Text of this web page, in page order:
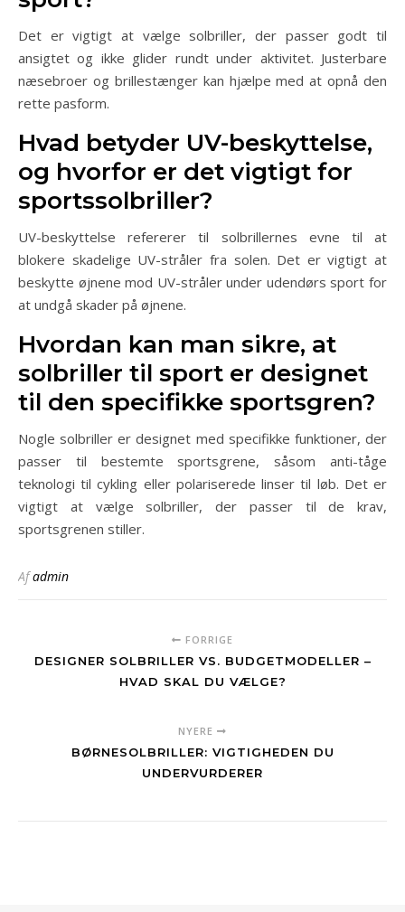
Det er vigtigt at vælge solbriller, der passer godt til
ansigtet og ikke glider rundt under aktivitet. Justerbare
næsebroer og brillestænger kan hjælpe med at opnå den
rette pasform.
Hvad betyder UV-beskyttelse,
og hvorfor er det vigtigt for
sportssolbriller?
UV-beskyttelse refererer til solbrillernes evne til at
blokere skadelige UV-stråler fra solen. Det er vigtigt at
beskytte øjnene mod UV-stråler under udendørs sport for
at undgå skader på øjnene.
Hvordan kan man sikre, at
solbriller til sport er designet
til den specifikke sportsgren?
Nogle solbriller er designet med specifikke funktioner, der
passer til bestemte sportsgrene, såsom anti-tåge
teknologi til cykling eller polariserede linser til løb. Det er
vigtigt at vælge solbriller, der passer til de krav,
sportsgrenen stiller.
Afadmin
FORRIGE
DESIGNER SOLBRILLER VS. BUDGETMODELLER –
HVAD SKAL DU VÆLGE?
NYERE
BØRNESOLBRILLER: VIGTIGHEDEN DU
UNDERVURDERER